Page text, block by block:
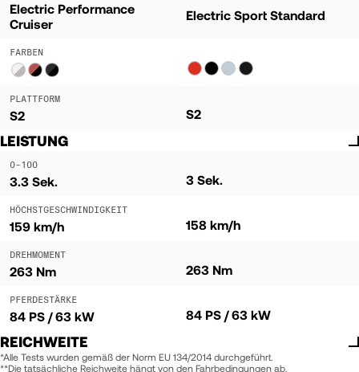
Electric Performance
Cruiser
Electric Sport Standard
FARBEN
PLATTFORM
S2 S2
LEISTUNG
0-100
3.3 Sek. 3 Sek.
HÖCHSTGESCHWINDIGKEIT
159 km/h 158 km/h
DREHMOMENT
263 Nm 263 Nm
PFERDESTÄRKE
84 PS / 63 kW 84 PS / 63 kW
REICHWEITE
*Alle Tests wurden gemäß der Norm EU 134/2014 durchgeführt.
**Die tatsächliche Reichweite hängt von den Fahrbedingungen ab.